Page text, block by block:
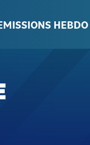
HEBDO